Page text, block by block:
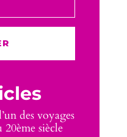
des voyages
siècle